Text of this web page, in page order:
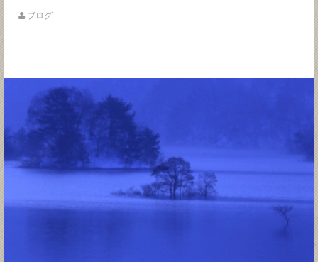
ブログ